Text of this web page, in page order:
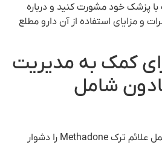
با پزشک خود مشورت کنید و درباره
و مزایای استفاده از آن دارو مطلع
کمک به مدیریت
شامل
بعضی افراد ممکن است تحمل علائم ترک Methadone را دشوار